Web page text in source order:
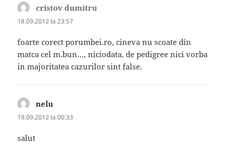
cristov dumitru
18.09.2012 la 23:57
foarte corect porumbei.ro, cineva nu scoate din
matca cel m.bun…, niciodata, de pedigree nici vorba
in majoritatea cazurilor sint false.
nelu
19.09.2012 la 00:33
salut